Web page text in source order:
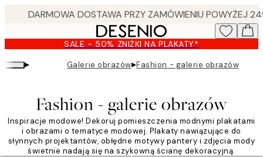
content.
SALE - 50% ZNIŻKI NA PLAKATY*
▸ Galerie obrazów▸Fashion - galerie obrazów
Fashion - galerie obrazów
Inspiracje modowe! Dekoruj pomieszczenia modnymi plakatami
i obrazami o tematyce modowej. Plakaty nawiązujące do
słynnych projektantów, obłędne motywy pantery i zdjęcia mody
świetnie nadają się na szykowną ścianę dekoracyjną.